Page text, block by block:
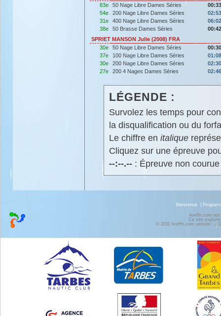
83e
50 Nage Libre Dames Séries
54e
200 Nage Libre Dames Séries
31e
400 Nage Libre Dames Séries
38e
50 Brasse Dames Séries
SPRIET MANSON Julie (2008) FRA
30e
50 Nage Libre Dames Séries
37e
100 Nage Libre Dames Séries
30e
200 Nage Libre Dames Séries
27e
200 4 Nages Dames Séries
LÉGENDE :
Survolez les temps pour
la disqualification ou du
Le chiffre en italique
Cliquez sur une épreuve
--:--.--: Épreuve non
Bienvenue
liveffn.com
Ce site
© 2011 liveffn.com version :